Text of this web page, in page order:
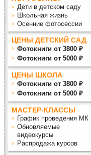
Дети в детском саду
Школьная жизнь
Осенние фотосессии
ЦЕНЫ ДЕТСКИЙ САД
Фотокниги от 3800 ₽
Фотокниги от 5000 ₽
ЦЕНЫ ШКОЛА
Фотокниги от 3800 ₽
Фотокниги от 5000 ₽
МАСТЕР-КЛАССЫ
График проведения МК
Обновляемые
видеокурсы
Распродажа курсов